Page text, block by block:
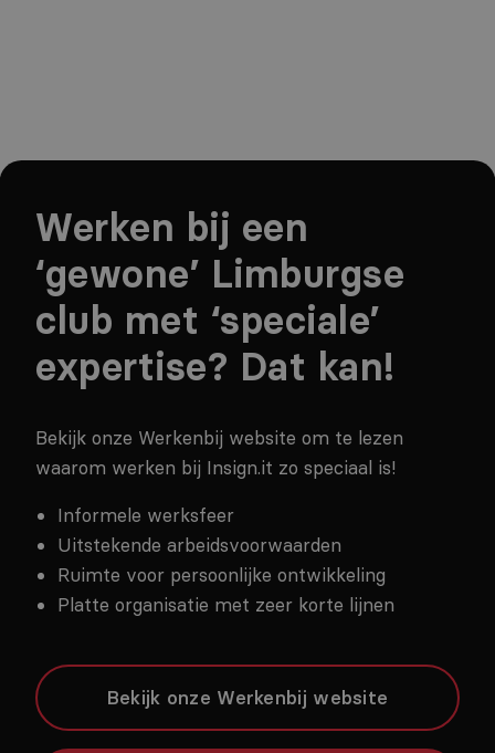
Werken bij een
‘gewone’ Limburgse
club met ‘speciale’
expertise? Dat kan!
Bekijk onze Werkenbij website om te lezen
waarom werken bij Insign.it zo speciaal is!
Informele werksfeer
Uitstekende arbeidsvoorwaarden
Ruimte voor persoonlijke ontwikkeling
Platte organisatie met zeer korte lijnen
Bekijk onze Werkenbij website